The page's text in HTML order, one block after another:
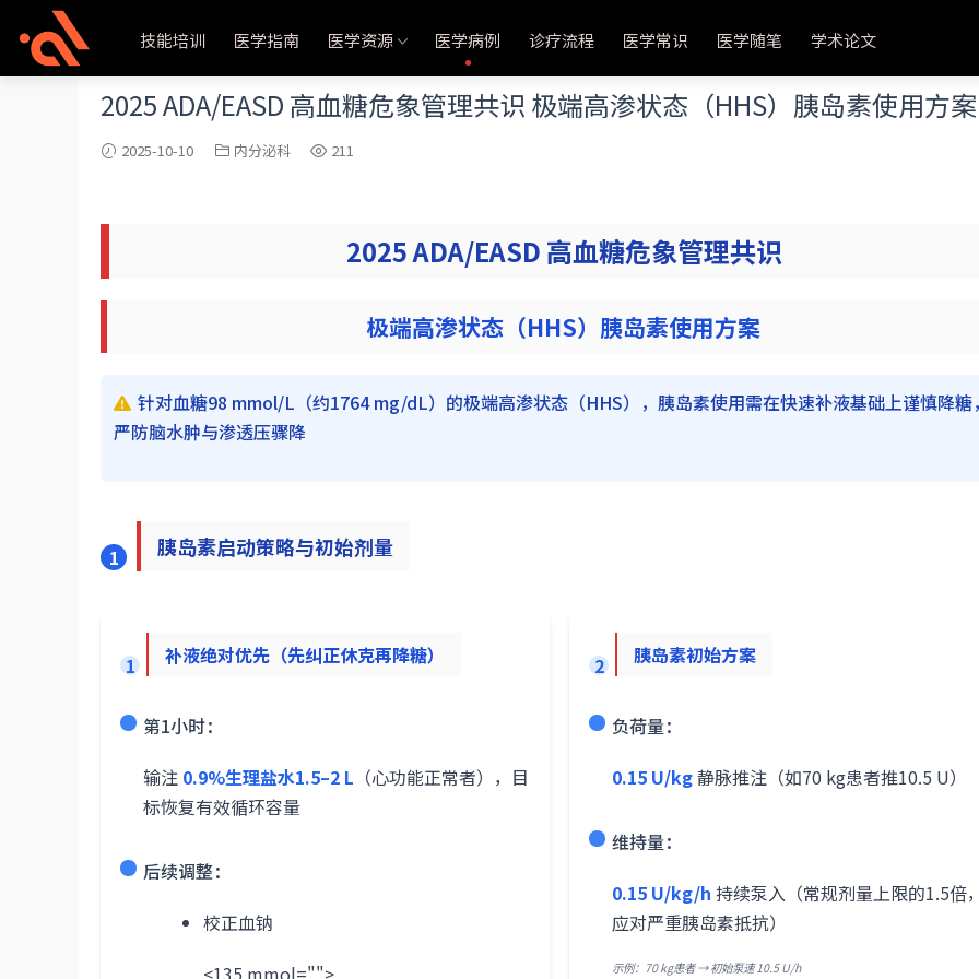
技能培训 医学指南 医学资源 医学病例 诊疗流程 医学常识 医学随笔 学术论文
当前位置：首页 医学病例 内分泌科 正文
2025 ADA/EASD 高血糖危象管理共识 极端高渗状态（HHS）胰岛素使用方案
2025-10-10 内分泌科 211
2025 ADA/EASD 高血糖危象管理共识
极端高渗状态（HHS）胰岛素使用方案
针对血糖98 mmol/L（约1764 mg/dL）的极端高渗状态（HHS），胰岛素使用需在快速补液基础上谨慎降糖
严防脑水肿与渗透压骤降
1 胰岛素启动策略与初始剂量
1 补液绝对优先（先纠正休克再降糖）
第1小时：
输注 0.9%生理盐水1.5–2 L （心功能正常者），目
标恢复有效循环容量
后续调整：
校正血钠
<135 mmol="">
2 胰岛素初始方案
负荷量：
0.15 U/kg静脉推注（如70 kg患者推10.5 U）
维持量：
0.15 U/kg/h 持续泵入（常规剂量上限的1.5倍
应对严重胰岛素抵抗）
示例：70 kg患者 → 初始泵速 10.5 U/h